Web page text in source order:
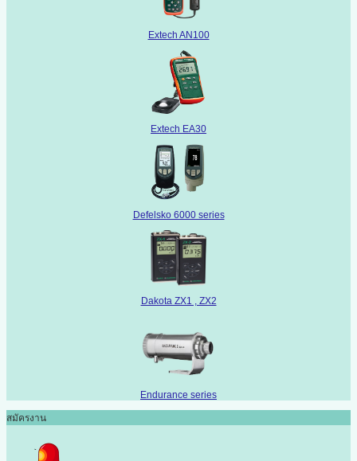
Extech AN100
Extech EA30
Defelsko 6000 series
Dakota ZX1 , ZX2
Endurance series
สมัครงาน